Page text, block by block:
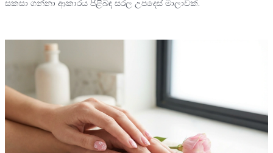
සකසා ගන්නා ආකාරය පිළිබඳ සරල උපදෙස් මාලාවක්.